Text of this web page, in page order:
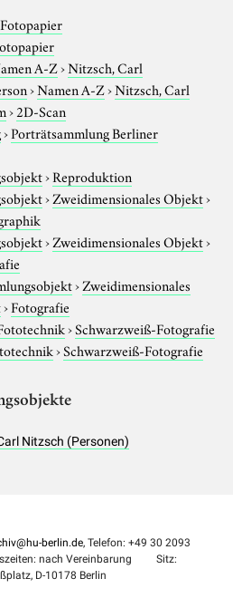
Fotopapier
A-Z›Nitzsch, Carl
›Namen A-Z›Nitzsch, Carl
›2D-Scan
›Porträtsammlung Berliner
›Reproduktion
›Zweidimensionales Objekt›
›Zweidimensionales Objekt›
›Zweidimensionales
›Fotografie
›Schwarzweiß-Fotografie
›Schwarzweiß-Fotografie
Nitzsch (Personen)
berlin.de, Telefon: +49 30 2093
nach Vereinbarung
Sitz:
D-10178 Berlin